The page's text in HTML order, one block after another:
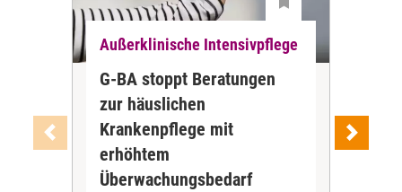
Außerklinische Intensivpflege
G-BA stoppt Beratungen
zur häuslichen
Krankenpflege mit
erhöhtem
Überwachungsbedarf